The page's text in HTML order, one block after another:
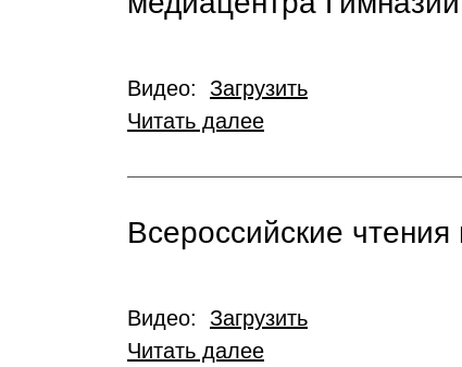
Видео: Загрузить
Читать далее
Всероссийские
Видео: Загрузить
Читать далее